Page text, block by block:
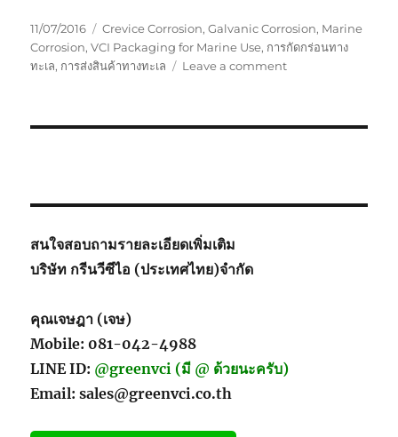
Posted
on
11/07/2016 Tags
Crevice Corrosion,Galvanic Corrosion, Marine
Corrosion,VCI Packaging for Marine Use, การกัดกร่อนทาง
ทะเล, การส่งสินค้าทางทะเล Leave a commenton
สนใจสอบถามรายละเอียดเพิ่มเติม
บริษัท กรีนวีซีไอ (ประเทศไทย)จำกัด
คุณเจษฎา (เจษ)
Mobile: 081-042-4988
LINE ID: @greenvci (มี @ ด้วยนะครับ)
Email: sales@greenvci.co.th